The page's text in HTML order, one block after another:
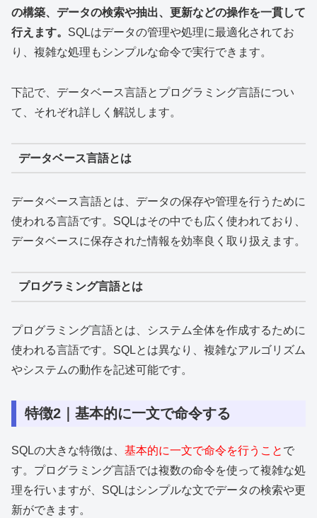
の構築、データの検索や抽出、更新などの操作を一貫して
行えます。 SQLはデータの管理や処理に最適化されてお
り、複雑な処理もシンプルな命令で実行できます。
下記で、データベース言語とプログラミング言語につい
て、それぞれ詳しく解説します。
データベース言語とは
データベース言語とは、データの保存や管理を行うために
使われる言語です。SQLはその中でも広く使われており、
データベースに保存された情報を効率良く取り扱えます。
プログラミング言語とは
プログラミング言語とは、システム全体を作成するために
使われる言語です。SQLとは異なり、複雑なアルゴリズム
やシステムの動作を記述可能です。
特徴2｜基本的に一文で命令する
SQLの大きな特徴は、 基本的に一文で命令を行うこと で
す。プログラミング言語では複数の命令を使って複雑な処
理を行いますが、SQLはシンプルな文でデータの検索や更
新ができます。